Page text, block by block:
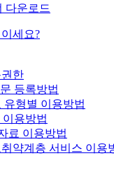
다운로드
세요?
한
등록방법
유형별 이용방법
용방법
료 이용방법
약계층 서비스 이용